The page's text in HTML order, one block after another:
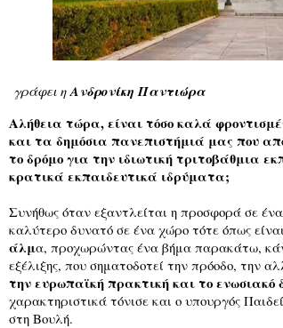
γράφει ηΑνδρονίκη Παντιώρα
Αλήθεια τώρα, είναι τόσο καλά
και τα δημόσια πανεπιστήμιά μας που
το δρόμο για την ιδιωτική τριτοβάθμια
κρατικά εκπαιδευτικά ιδρύματα;
Συνήθως όταν εξαντλείται η προσφορά σε
καλύτερο δυνατό σε ένα χώρο τότε όπως
άλμα, προχωρώντας ένα βήμα παρακάτω,
εξέλιξης, που σηματοδοτεί την πρόοδο, την
την ευρωπαϊκή πρακτική και το ενωσιακό
χαρακτηριστικά τόνισε και ο υπουργός
στη Βουλή.